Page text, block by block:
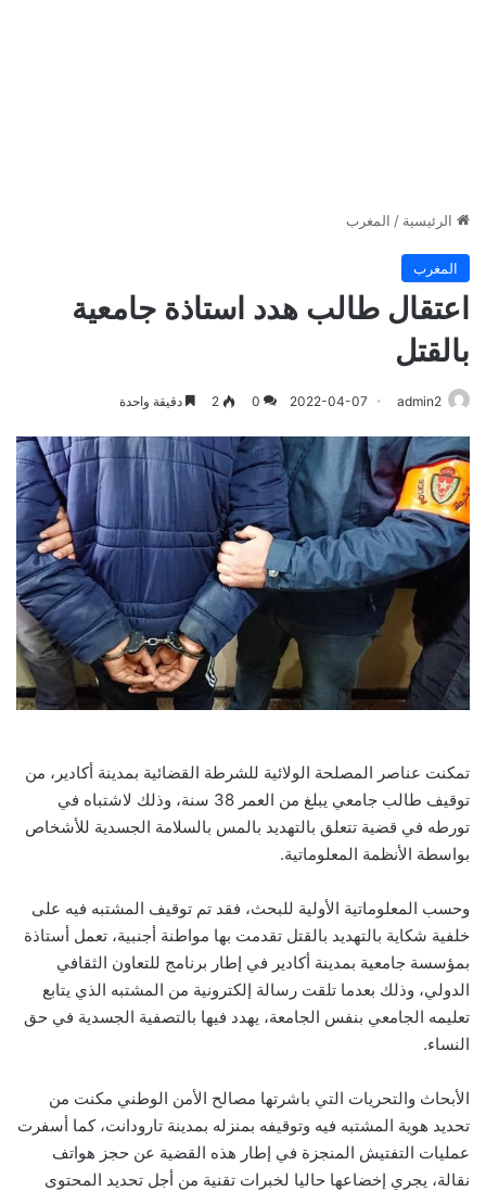
الرئيسية / المغرب
المغرب
اعتقال طالب هدد استاذة جامعية
بالقتل
admin2
2022-04-07
0
2 دقيقة واحدة
تمكنت عناصر المصلحة الولائية للشرطة القضائية بمدينة أكادير، من
توقيف طالب جامعي يبلغ من العمر 38 سنة، وذلك لاشتباه في
تورطه في قضية تتعلق بالتهديد بالمس بالسلامة الجسدية للأشخاص
بواسطة الأنظمة المعلوماتية.
وحسب المعلوماتية الأولية للبحث، فقد تم توقيف المشتبه فيه على
خلفية شكاية بالتهديد بالقتل تقدمت بها مواطنة أجنبية، تعمل أستاذة
بمؤسسة جامعية بمدينة أكادير في إطار برنامج للتعاون الثقافي
الدولي، وذلك بعدما تلقت رسالة إلكترونية من المشتبه الذي يتابع
تعليمه الجامعي بنفس الجامعة، يهدد فيها بالتصفية الجسدية في حق
النساء.
الأبحاث والتحريات التي باشرتها مصالح الأمن الوطني مكنت من
تحديد هوية المشتبه فيه وتوقيفه بمنزله بمدينة تارودانت، كما أسفرت
عمليات التفتيش المنجزة في إطار هذه القضية عن حجز هواتف
نقالة، يجري إخضاعها حاليا لخبرات تقنية من أجل تحديد المحتوى